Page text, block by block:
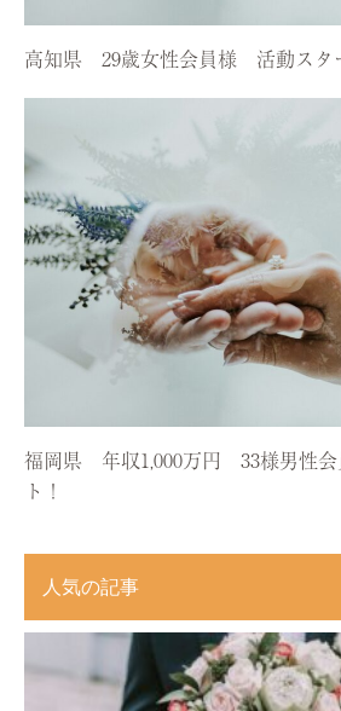
高知県 29歳女性会員様 活動スタ
福岡県 年収1,000万円 33様男性
ト！
人気の記事